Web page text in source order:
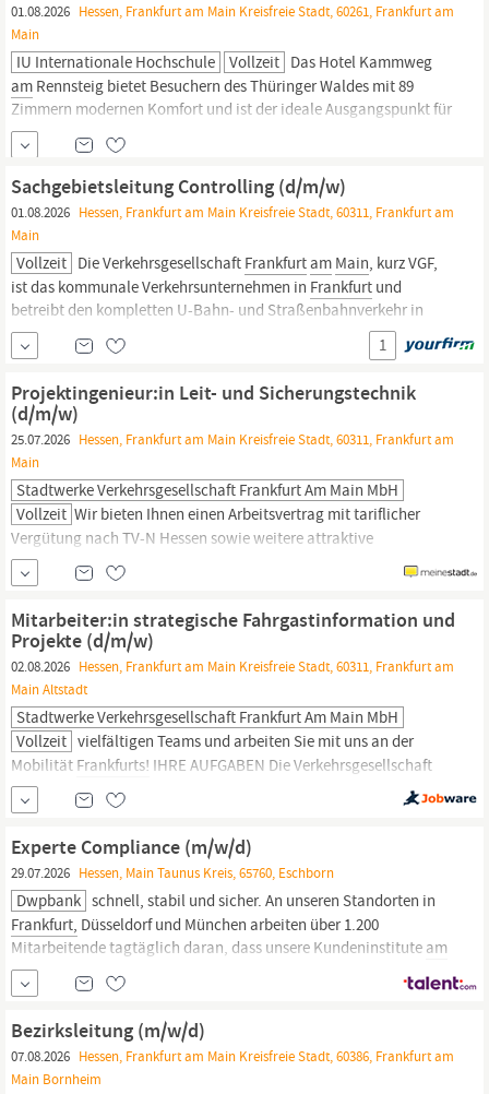
01.08.2026 Hessen, Frankfurt am Main Kreisfreie Stadt, 60261, Frankfurt am
Main
IU Internationale Hochschule Vollzeit Das Hotel Kammweg
am Rennsteig bietet Besuchern des Thüringer Waldes mit 89
Zimmern modernen Komfort und ist der ideale Ausgangspunkt für
Wanderer, Aktivurlauber und Naturliebhaber, denn es liegt direkt
am berühmten Wanderparadies Rennsteig, inmitten einer
grandiosen Kulisse. 2022 bekam unser Hotel Kammweg
Rennsteig im BereichWellnessein Upgrade:
Sachgebietsleitung Controlling (d/m/w)
01.08.2026 Hessen, Frankfurt am Main Kreisfreie Stadt, 60311, Frankfurt am
Main
Vollzeit Die Verkehrsgesellschaft Frankfurtam Main, kurz VGF,
ist das kommunale Verkehrsunternehmen in Frankfurt und
betreibt den kompletten U-Bahn- und Straßenbahnverkehr in
Frankfurt.
Auf 9 U-Bahn- und 10 Straßenbahn-Linien sorgen rund
400 Schienenfahrzeuge für umfassende Mobilität. Über 3...
1
Projektingenieur:in Leit- und Sicherungstechnik
(d/m/w)
25.07.2026 Hessen, Frankfurt am Main Kreisfreie Stadt, 60311, Frankfurt am
Main
Stadtwerke Verkehrsgesellschaft Frankfurt Am Main MbH
Vollzeit Wir bieten Ihnen einen Arbeitsvertrag mit tariflicher
Vergütung nach TV-N Hessen sowie weitere attraktive
Zusatzleistungen: Freuen Sie sich auf eine Jahressonderzahlung,
eine Leistungsprämie, unsere betriebliche Altersvorsorge
(selbstverständlich)
Mitarbeiter:in strategische Fahrgastinformation und
Projekte (d/m/w)
02.08.2026 Hessen, Frankfurt am Main Kreisfreie Stadt, 60311, Frankfurt am
Main Altstadt
Stadtwerke Verkehrsgesellschaft Frankfurt Am Main MbH
Vollzeit vielfältigen Teams und arbeiten Sie mit uns an der
Mobilität Frankfurts! IHRE AUFGABEN Die Verkehrsgesellschaft
Frankfurt
am Main
mbH (VGF) bewegt täglich hunderttausende
Menschen in
Frankfurt.
Baustellen, Veranstaltungen oder Betriebsstörungen jederzeit...
Experte Compliance (m/w/d)
29.07.2026 Hessen, Main Taunus Kreis, 65760, Eschborn
Dwpbank schnell, stabil und sicher. An unseren Standorten in
Frankfurt, Düsseldorf und München arbeiten über 1.200
Mitarbeitende tagtäglich daran, dass unsere Kundeninstitute am
Finanzplatz Deutschland erfolgreicher sind. Unser Anspruch: Erste
Wahl für Wertpapierservices zu sein. Lass uns diese spannende
Herausforderung gemeinsam angehen! ;...
Bezirksleitung (m/w/d)
07.08.2026 Hessen, Frankfurt am Main Kreisfreie Stadt, 60386, Frankfurt am
Main Bornheim